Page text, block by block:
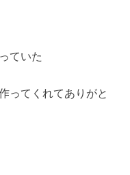
ていた
ってくれてありがと